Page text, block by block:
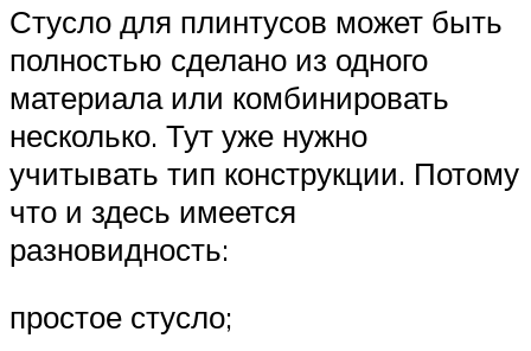
Стусло для плинтусов может быть
полностью сделано из одного
материала или комбинировать
несколько. Тут уже нужно
учитывать тип конструкции. Потому
что и здесь имеется
разновидность:
простое стусло;